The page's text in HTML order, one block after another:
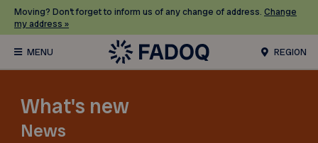
Moving? Don’t forget to inform us of any change of address. Change
my address »
REGION
What's new
News